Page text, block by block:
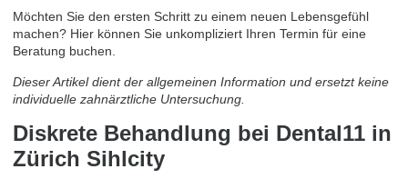
Möchten Sie den ersten Schritt zu einem neuen Lebensgefühl
machen? Hier können Sie unkompliziert Ihren Termin für eine
Beratung buchen.
Dieser Artikel dient der allgemeinen Information und ersetzt keine
individuelle zahnärztliche Untersuchung.
Diskrete Behandlung bei Dental11 in
Zürich Sihlcity